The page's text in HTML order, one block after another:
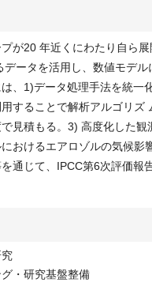
が20 年近くにわたり自ら
データを活用し、数値モデ
、1)データ処理手法を統
することで解析アルゴリ
見積もる。3) 高度化した
おけるエアロゾルの気候
通じて、IPCC第6次評価報
・研究基盤整備